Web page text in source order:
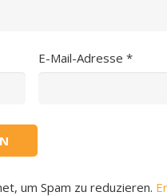
E-Mail-Adresse*
um Spam zu reduzieren.